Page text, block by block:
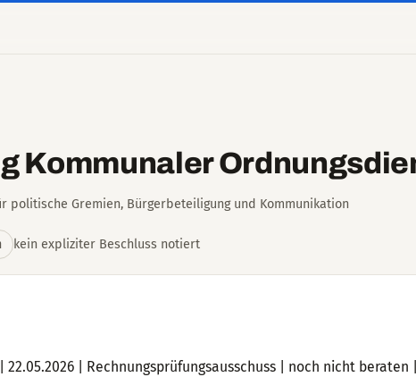
Kommunaler
politische Gremien, Bürgerbeteiligung und Kommunikation
kein expliziter Beschluss notiert
| Rechnungsprüfungsausschuss | noch nicht beraten |